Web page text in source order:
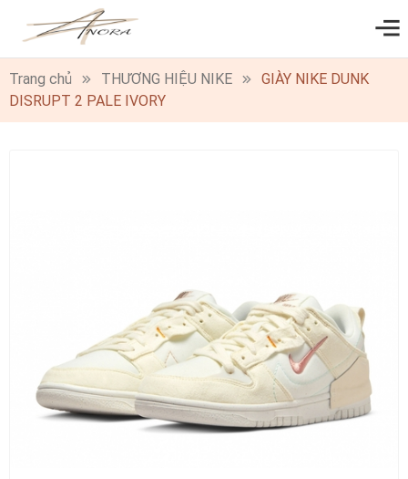
0
Trang chủ THƯƠNG HIỆU NIKE
GIÀY NIKE DUNK
DISRUPT 2 PALE IVORY